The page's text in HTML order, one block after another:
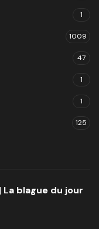
1
1009
47
1
1
125
La blague du jour